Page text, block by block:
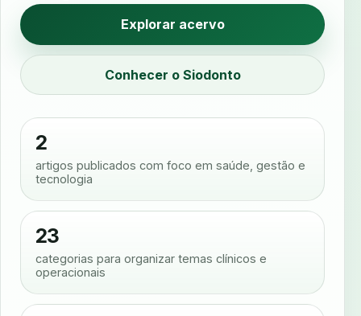
Explorar acervo
Conhecer o Siodonto
2
artigos publicados com foco em saúde, gestão e
tecnologia
23
categorias para organizar temas clínicos e
operacionais